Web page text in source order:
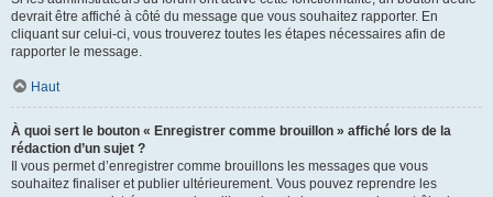
devrait être affiché à côté du message que vous souhaitez rapporter. En
cliquant sur celui-ci, vous trouverez toutes les étapes nécessaires afin de
rapporter le message.
Haut
À quoi sert le bouton « Enregistrer comme brouillon » affiché lors de la
rédaction d’un sujet ?
Il vous permet d’enregistrer comme brouillons les messages que vous
souhaitez finaliser et publier ultérieurement. Vous pouvez reprendre les